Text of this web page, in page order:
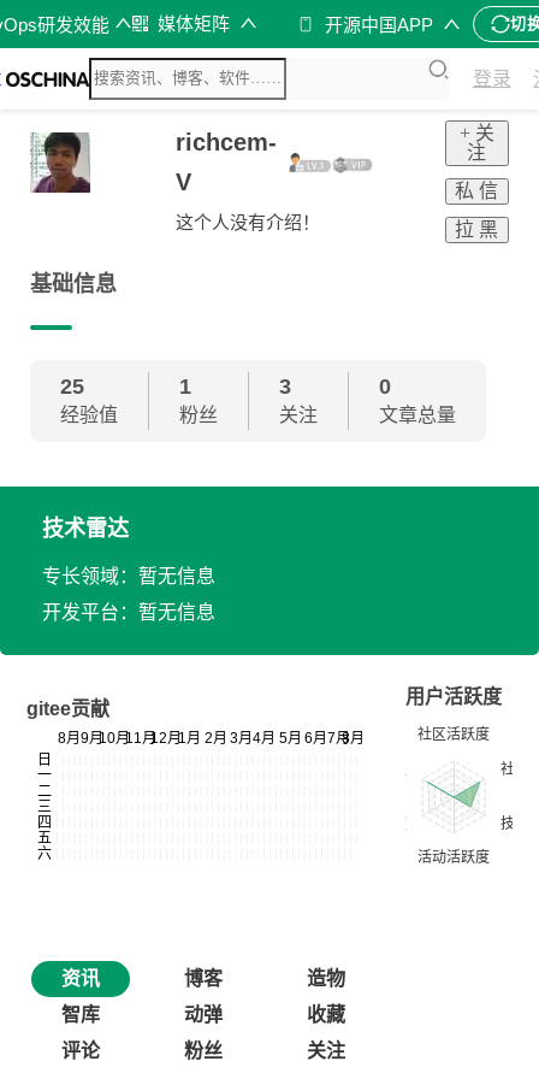
研发效能 媒体矩阵 开源中国APP 切
登录
richcem-
V
这个人没有介绍！
+ 关
注
私 信
拉 黑
基础信息
25
经验值
1
粉丝
3
关注
0
文章总量
技术雷达
专长领域：暂无信息
开发平台：暂无信息
gitee贡献
用户活跃度
资讯 博客
造物
智库
动弹
收藏
评论
粉丝 关注